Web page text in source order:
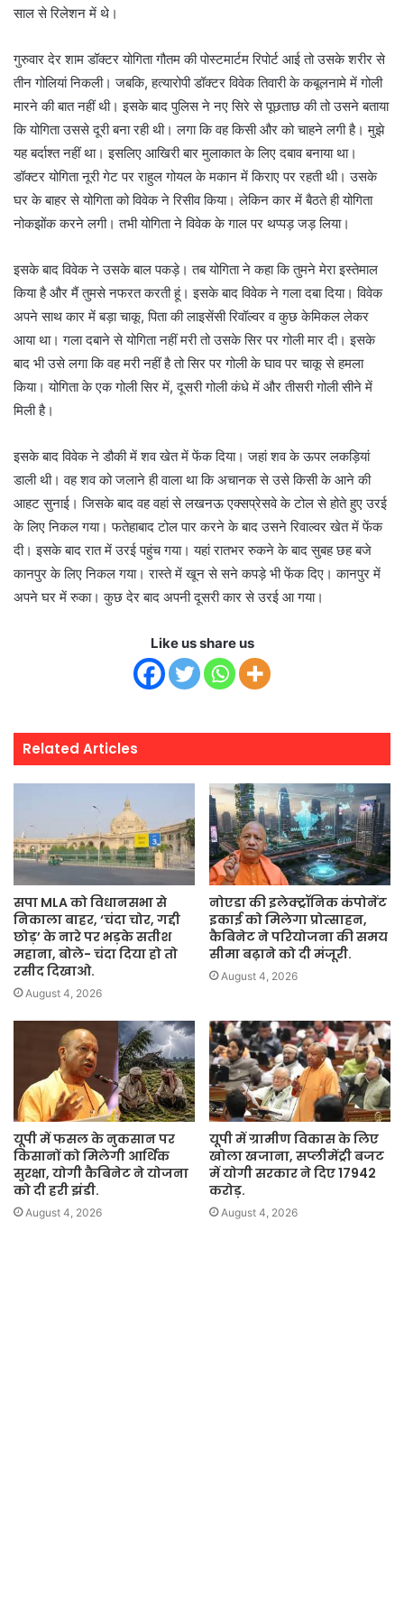
साल से रिलेशन में थे।
गुरुवार देर शाम डॉक्टर योगिता गौतम की पोस्टमार्टम रिपोर्ट आई तो उसके शरीर से
तीन गोलियां निकली। जबकि, हत्यारोपी डॉक्टर विवेक तिवारी के कबूलनामे में गोली
मारने की बात नहीं थी। इसके बाद पुलिस ने नए सिरे से पूछताछ की तो उसने बताया
कि योगिता उससे दूरी बना रही थी। लगा कि वह किसी और को चाहने लगी है। मुझे
यह बर्दाश्त नहीं था। इसलिए आखिरी बार मुलाकात के लिए दबाव बनाया था।
डॉक्टर योगिता नूरी गेट पर राहुल गोयल के मकान में किराए पर रहती थी। उसके
घर के बाहर से योगिता को विवेक ने रिसीव किया। लेकिन कार में बैठते ही योगिता
नोकझोंक करने लगी। तभी योगिता ने विवेक के गाल पर थप्पड़ जड़ लिया।
इसके बाद विवेक ने उसके बाल पकड़े। तब योगिता ने कहा कि तुमने मेरा इस्तेमाल
किया है और मैं तुमसे नफरत करती हूं। इसके बाद विवेक ने गला दबा दिया। विवेक
अपने साथ कार में बड़ा चाकू, पिता की लाइसेंसी रिवॉल्वर व कुछ केमिकल लेकर
आया था। गला दबाने से योगिता नहीं मरी तो उसके सिर पर गोली मार दी। इसके
बाद भी उसे लगा कि वह मरी नहीं है तो सिर पर गोली के घाव पर चाकू से हमला
किया। योगिता के एक गोली सिर में, दूसरी गोली कंधे में और तीसरी गोली सीने में
मिली है।
इसके बाद विवेक ने डौकी में शव खेत में फेंक दिया। जहां शव के ऊपर लकड़ियां
डाली थी। वह शव को जलाने ही वाला था कि अचानक से उसे किसी के आने की
आहट सुनाई। जिसके बाद वह वहां से लखनऊ एक्सप्रेसवे के टोल से होते हुए उरई
के लिए निकल गया। फतेहाबाद टोल पार करने के बाद उसने रिवाल्वर खेत में फेंक
दी। इसके बाद रात में उरई पहुंच गया। यहां रातभर रुकने के बाद सुबह छह बजे
कानपुर के लिए निकल गया। रास्ते में खून से सने कपड़े भी फेंक दिए। कानपुर में
अपने घर में रुका। कुछ देर बाद अपनी दूसरी कार से उरई आ गया।
Like us share us
Related Articles
सपा MLA को विधानसभा से
निकाला बाहर, ‘चंदा चोर, गद्दी
छोड़’ के नारे पर भड़के सतीश
महाना, बोले- चंदा दिया हो तो
रसीद दिखाओ.
August 4, 2026
नोएडा की इलेक्ट्रॉनिक कंपोनेंट
इकाई को मिलेगा प्रोत्साहन,
कैबिनेट ने परियोजना की समय
सीमा बढ़ाने को दी मंजूरी.
August 4, 2026
यूपी में फसल के नुकसान पर
किसानों को मिलेगी आर्थिक
सुरक्षा, योगी कैबिनेट ने योजना
को दी हरी झंडी.
August 4, 2026
यूपी में ग्रामीण विकास के लिए
खोला खजाना, सप्लीमेंट्री बजट
में योगी सरकार ने दिए 17942
करोड़.
August 4, 2026